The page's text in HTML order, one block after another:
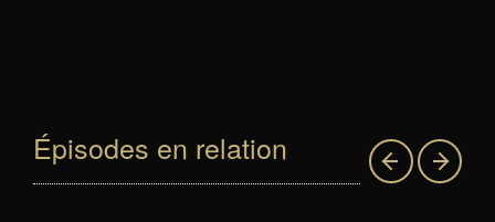
Épisodes en relation